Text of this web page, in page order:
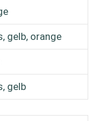
gelb, orange
gelb